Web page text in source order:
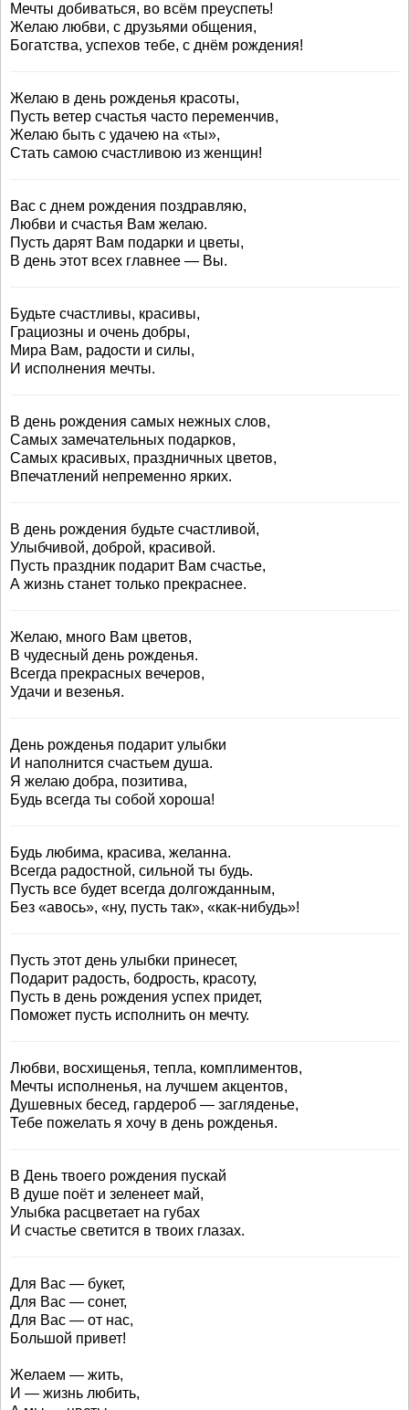
Мечты добиваться, во всём преуспеть!
Желаю любви, с друзьями общения,
Богатства, успехов тебе, с днём рождения!
Желаю в день рожденья красоты,
Пусть ветер счастья часто переменчив,
Желаю быть с удачею на «ты»,
Стать самою счастливою из женщин!
Вас с днем рождения поздравляю,
Любви и счастья Вам желаю.
Пусть дарят Вам подарки и цветы,
В день этот всех главнее — Вы.
Будьте счастливы, красивы,
Грациозны и очень добры,
Мира Вам, радости и силы,
И исполнения мечты.
В день рождения самых нежных слов,
Самых замечательных подарков,
Самых красивых, праздничных цветов,
Впечатлений непременно ярких.
В день рождения будьте счастливой,
Улыбчивой, доброй, красивой.
Пусть праздник подарит Вам счастье,
А жизнь станет только прекраснее.
Желаю, много Вам цветов,
В чудесный день рожденья.
Всегда прекрасных вечеров,
Удачи и везенья.
День рожденья подарит улыбки
И наполнится счастьем душа.
Я желаю добра, позитива,
Будь всегда ты собой хороша!
Будь любима, красива, желанна.
Всегда радостной, сильной ты будь.
Пусть все будет всегда долгожданным,
Без «авось», «ну, пусть так», «как-нибудь»!
Пусть этот день улыбки принесет,
Подарит радость, бодрость, красоту,
Пусть в день рождения успех придет,
Поможет пусть исполнить он мечту.
Любви, восхищенья, тепла, комплиментов,
Мечты исполненья, на лучшем акцентов,
Душевных бесед, гардероб — загляденье,
Тебе пожелать я хочу в день рожденья.
В День твоего рождения пускай
В душе поёт и зеленеет май,
Улыбка расцветает на губах
И счастье светится в твоих глазах.
Для Вас — букет,
Для Вас — сонет,
Для Вас — от нас,
Большой привет!
Желаем — жить,
И — жизнь любить,